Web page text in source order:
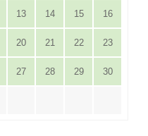
13 14 15 16
20 21 22 23
27 28 29 30